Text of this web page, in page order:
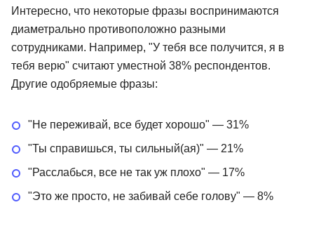
Интересно, что некоторые фразы воспринимаются
диаметрально противоположно разными
сотрудниками. Например, "У тебя все получится, я в
тебя верю" считают уместной 38% респондентов.
Другие одобряемые фразы:
"Не переживай, все будет хорошо" — 31%
"Ты справишься, ты сильный(ая)" — 21%
"Расслабься, все не так уж плохо" — 17%
"Это же просто, не забивай себе голову" — 8%